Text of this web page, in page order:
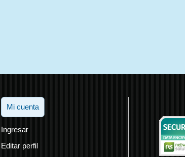
Mi cuenta
Ingresar
Editar perfil